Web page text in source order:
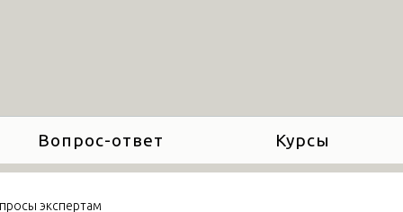
Вопрос-ответ Курсы
экспертам